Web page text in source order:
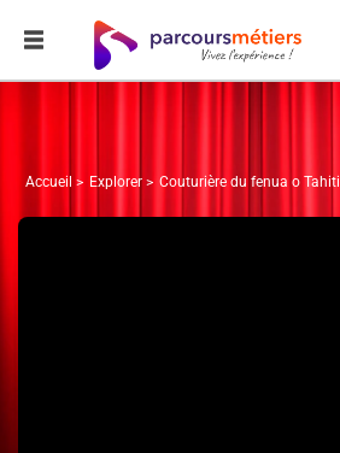
Accueil Explorer Couturière du fenua o Tahiti